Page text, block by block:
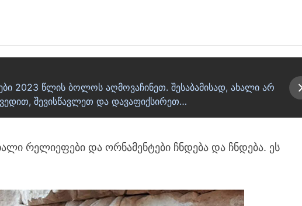
2023 წლის ბოლოს აღმოვაჩინეთ. შესაბამისად, ახალი არ
შევისწავლეთ და დავაფიქსირეთ…
რელიეფები და ორნამენტები ჩნდება და ჩნდება. ეს